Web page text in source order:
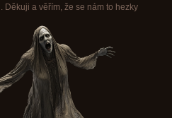
Děkuji a věřím, že se nám to hezky